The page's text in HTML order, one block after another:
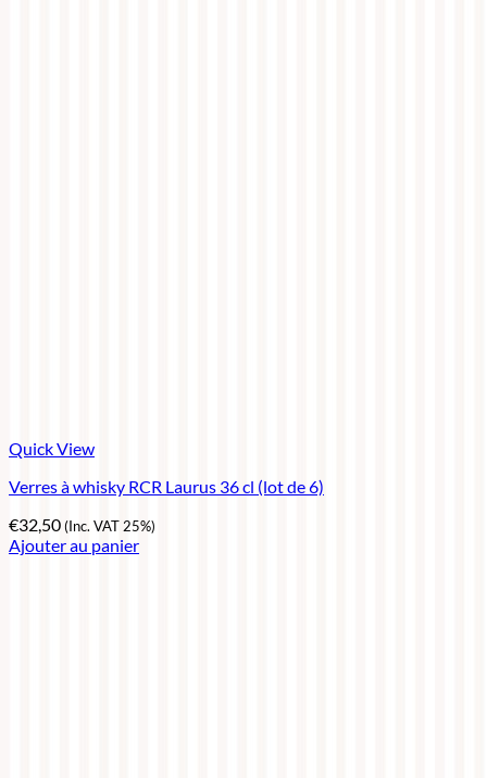
Quick View
Verres à whisky RCR Laurus 36 cl (lot de 6)
€32,50(Inc. VAT 25%)
Ajouter au panier